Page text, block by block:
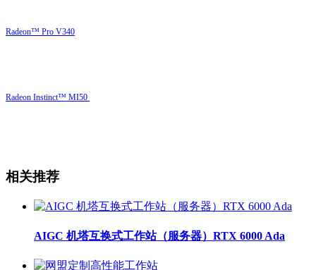
Radeon™ Pro V340
Radeon Instinct™ MI50
相关推荐
AIGC 机塔互换式工作站（服务器）RTX 6000 Ada